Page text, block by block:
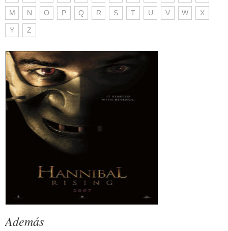
M N O P Q R S T U V W X
Y Z
Además